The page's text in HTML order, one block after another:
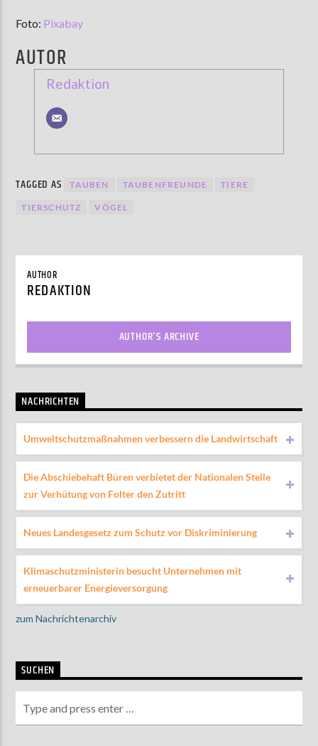
Foto: Pixabay
AUTOR
Redaktion
TAGGED AS TAUBEN TAUBENFREUNDE TIERE
TIERSCHUTZ VÖGEL
AUTHOR
REDAKTION
AUTHOR'S ARCHIVE
NACHRICHTEN
Umweltschutzmaßnahmen verbessern die Landwirtschaft
Die Abschiebehaft Büren verbietet der Nationalen Stelle
zur Verhütung von Folter den Zutritt
Neues Landesgesetz zum Schutz vor Diskriminierung
Klimaschutzministerin besucht Unternehmen mit
erneuerbarer Energieversorgung
zum Nachrichtenarchiv
SUCHEN